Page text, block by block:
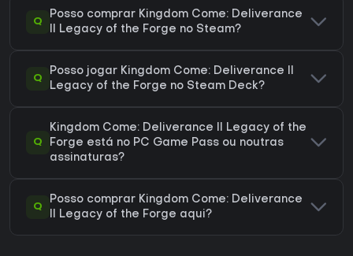
Q
Posso comprar Kingdom Come: Deliverance
II Legacy of the Forge no Steam?
Q
Posso jogar Kingdom Come: Deliverance II
Legacy of the Forge no Steam Deck?
Q
Kingdom Come: Deliverance II Legacy of the
Forge está no PC Game Pass ou noutras
assinaturas?
Q
Posso comprar Kingdom Come: Deliverance
II Legacy of the Forge aqui?